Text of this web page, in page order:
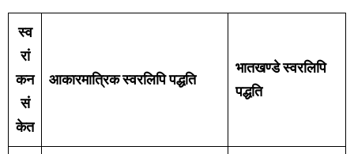
स्व
रां
कन
सं
केत
आकारमात्रिक स्वरलिपि पद्धति
भातखण्डे स्वरलिपि
पद्धति